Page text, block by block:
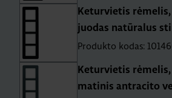
Keturvietis rėmelis,
juodas natūralus
Produkto kodas:
Keturvietis rėmelis,
matinis antracito